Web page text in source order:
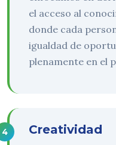
el acceso al
donde cada
igualdad de
plenamente en el
Creatividad